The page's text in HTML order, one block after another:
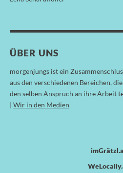
ÜBER UNS
morgenjungs ist ein
aus den verschiedenen Bereichen,
den selben Anspruch an ihre Arbeit
| Wir in den Medien